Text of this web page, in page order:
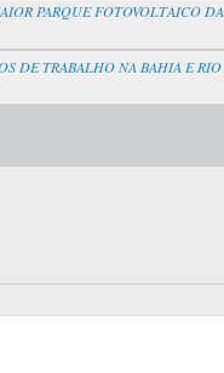
PARQUE FOTOVOLTAICO DA
DE TRABALHO NA BAHIA E RIO